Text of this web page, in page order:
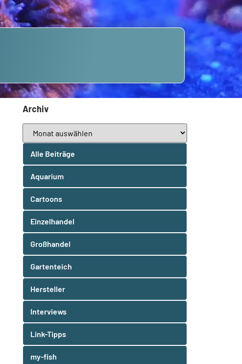
Archiv
Alle Beiträge
Aquarium
Cartoons
Einzelhandel
Großhandel
Gartenteich
Hersteller
Interviews
Link-Tipps
my-fish